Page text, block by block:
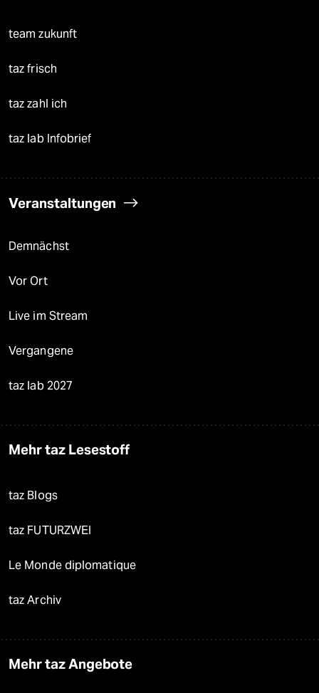
team zukunft
taz frisch
taz zahl ich
taz lab Infobrief
Veranstaltungen
Demnächst
Vor Ort
Live im Stream
Vergangene
taz lab 2027
Mehr taz Lesestoff
taz Blogs
taz FUTURZWEI
Le Monde diplomatique
taz Archiv
Mehr taz Angebote